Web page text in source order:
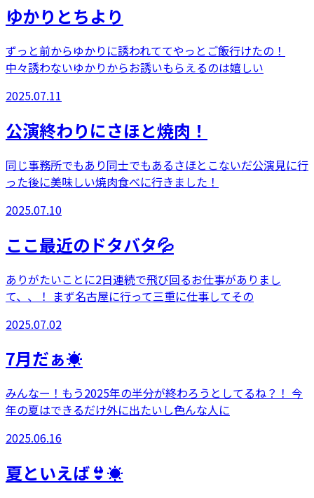
ゆかりとちより
ずっと前からゆかりに誘われててやっとご飯行けたの！
中々誘わないゆかりからお誘いもらえるのは嬉しい
2025.07.11
公演終わりにさほと焼肉！
同じ事務所でもあり同士でもあるさほとこないだ公演見に行
った後に美味しい焼肉食べに行きました！
2025.07.10
ここ最近のドタバタ💦
ありがたいことに2日連続で飛び回るお仕事がありまし
て、、！ まず名古屋に行って三重に仕事してその
2025.07.02
7月だぁ☀️
みんなー！もう2025年の半分が終わろうとしてるね？！ 今
年の夏はできるだけ外に出たいし色んな人に
2025.06.16
夏といえば👙☀️